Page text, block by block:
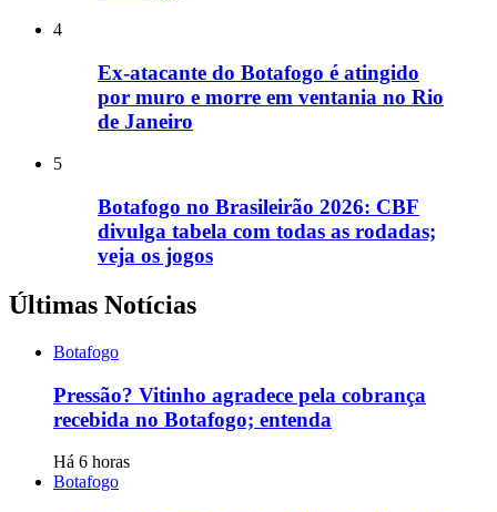
4
Ex-atacante do Botafogo é atingido
por muro e morre em ventania no Rio
de Janeiro
5
Botafogo no Brasileirão 2026: CBF
divulga tabela com todas as rodadas;
veja os jogos
Últimas Notícias
Botafogo
Pressão? Vitinho agradece pela cobrança
recebida no Botafogo; entenda
Há 6 horas
Botafogo